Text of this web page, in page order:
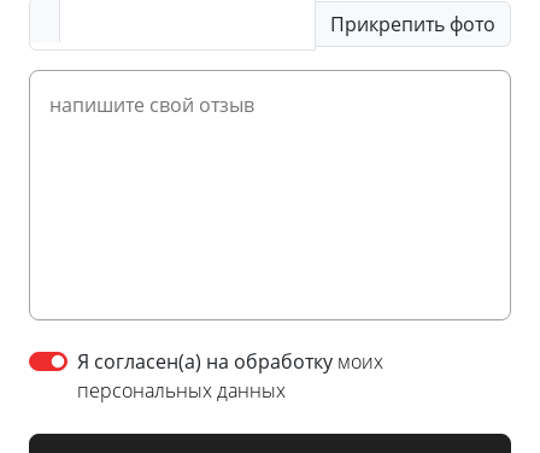
Прикрепить фото
Я согласен(а) на обработку моих
персональных данных